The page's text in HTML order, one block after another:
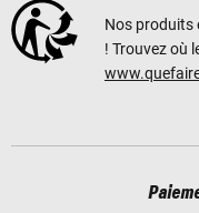
Nos produits
! Trouvez où